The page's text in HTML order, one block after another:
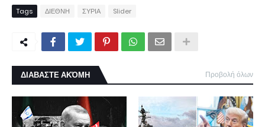
Tags ΔΙΕΘΝΗ ΣΥΡΙΑ Slider
ΔΙΑΒΑΣΤΕ ΑΚΌΜΗ Προβολή όλων